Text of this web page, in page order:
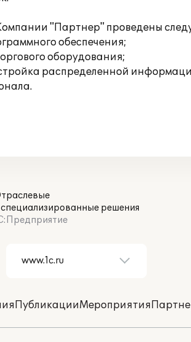
"Партнер" проведены
обеспечения;
оборудования;
распределенной
специализированные решения
ПубликацииМероприятия